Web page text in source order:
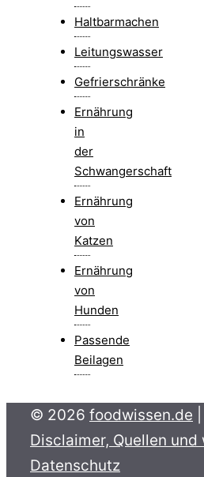
Haltbarmachen
Leitungswasser
Gefrierschränke
Ernährung
in
der
Schwangerschaft
Ernährung
von
Katzen
Ernährung
von
Hunden
Passende
Beilagen
© 2026 foodwissen.de
Disclaimer, Quellen und
Datenschutz